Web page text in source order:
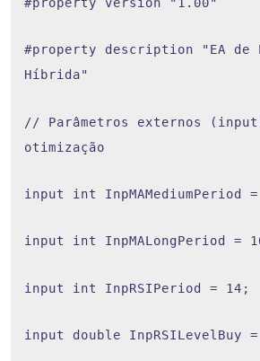
#property description "EA de
Híbrida"
// Parâmetros externos
otimização
input int InpMAMediumPeriod
input int InpMALongPeriod =
input int InpRSIPeriod = 14;
input double InpRSILevelBuy